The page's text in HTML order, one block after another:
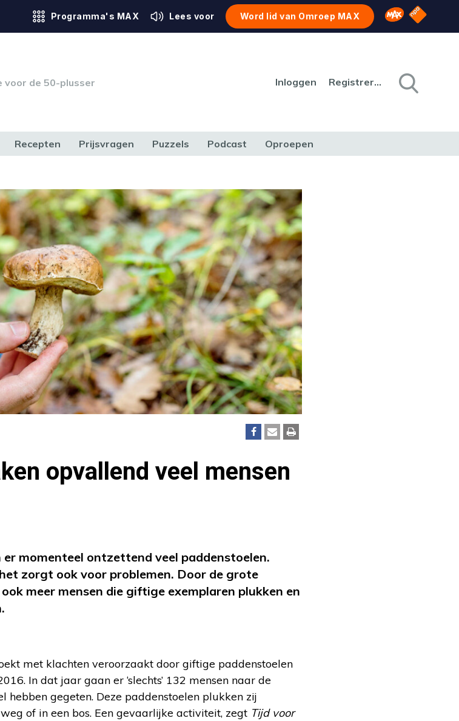
Programma's MAX Lees voor Word lid van Omroep MAX Omroep MAX
NPO
voor de 50-plusser Inloggen Registreren
Recepten Prijsvragen Puzzels Podcast Oproepen
opvallend veel mensen
momenteel ontzettend veel paddenstoelen.
zorgt ook voor problemen. Door de grote
meer mensen die giftige exemplaren plukken en
met klachten veroorzaakt door giftige paddenstoelen
In dat jaar gaan er ‘slechts’ 132 mensen naar de
gegeten. Deze paddenstoelen plukken zij
of in een bos. Een gevaarlijke activiteit, zegt Tijd voor